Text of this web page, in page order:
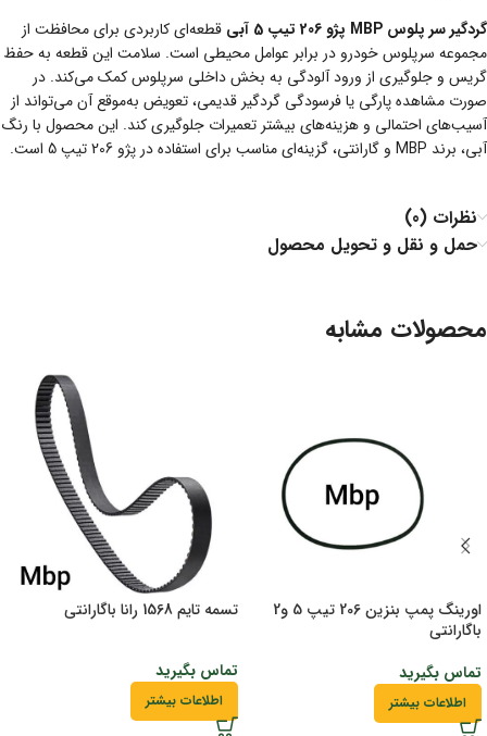
گردگیر سر پلوس MBP پژو 206 تیپ 5 آبی
قطعه‌ای کاربردی برای محافظت از
مجموعه سرپلوس خودرو در برابر عوامل محیطی است. سلامت این قطعه به حفظ
گریس و جلوگیری از ورود آلودگی به بخش داخلی سرپلوس کمک می‌کند. در
صورت مشاهده پارگی یا فرسودگی گردگیر قدیمی، تعویض به‌موقع آن می‌تواند از
آسیب‌های احتمالی و هزینه‌های بیشتر تعمیرات جلوگیری کند. این محصول با رنگ
آبی، برند MBP و گارانتی، گزینه‌ای مناسب برای استفاده در پژو 206 تیپ 5 است.
نظرات (0)
حمل و نقل و تحویل محصول
محصولات مشابه
اورینگ پمپ بنزین 206 تیپ 5 و2
باگارانتی
تماس بگیرید
اطلاعات بیشتر
تسمه تایم 1568 رانا باگارانتی
تماس بگیرید
اطلاعات بیشتر